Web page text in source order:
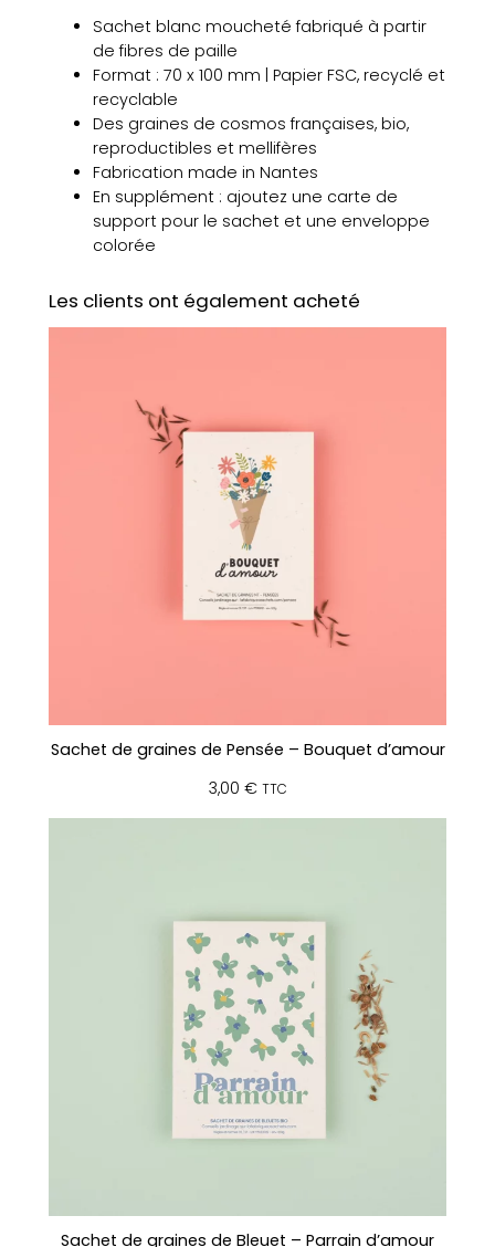
Sachet blanc moucheté fabriqué à partir
de fibres de paille
Format : 70 x 100 mm | Papier FSC, recyclé et
recyclable
Des graines de cosmos françaises, bio,
reproductibles et mellifères
Fabrication made in Nantes
En supplément : ajoutez une carte de
support pour le sachet et une enveloppe
colorée
Les clients ont également acheté
Sachet de graines de Pensée – Bouquet d’amour
3,00 € TTC
Sachet de graines de Bleuet – Parrain d’amour